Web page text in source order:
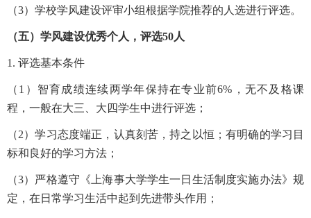
（3）学校学风建设评审小组根据学院推荐的人选进行评选。
（五）学风建设优秀个人，评选50人
1. 评选基本条件
（1）智育成绩连续两学年保持在专业前6%，无不及格课
程，一般在大三、大四学生中进行评选；
（2）学习态度端正，认真刻苦，持之以恒；有明确的学习目
标和良好的学习方法；
（3）严格遵守《上海事大学学生一日生活制度实施办法》规
定，在日常学习生活中起到先进带头作用；